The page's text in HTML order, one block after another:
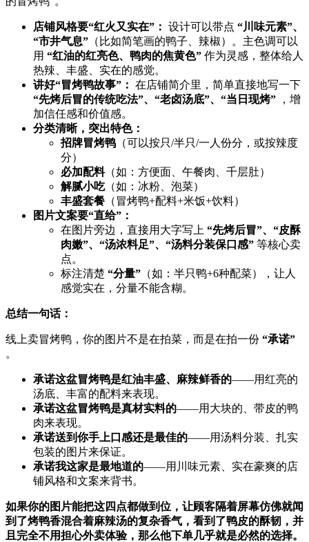
店铺风格要“红火又实在”：​ ​ 设计可以带点 ​ ​“川味元素”、
“市井气息”​ ​（比如简笔画的鸭子、辣椒）。主色调可以
用 ​ ​“红油的红亮色、鸭肉的焦黄色”​ ​ 作为灵感，整体给人
热辣、丰盛、实在的感觉。
讲好“冒烤鸭故事”：​ ​ 在店铺简介里，简单直接地写一下 ​
“先烤后冒的传统吃法”、“老卤汤底”、“当日现烤”​ ​ ，增
加信任感和价值感。
分类清晰，突出特色：​
招牌冒烤鸭 ​（可以按只/半只/一人份分，或按辣度
分）
必加配料​（如：方便面、午餐肉、千层肚）
解腻小吃​（如：冰粉、泡菜）
丰盛套餐 ​（冒烤鸭+配料+米饭+饮料）
图片文案要“直给”：​
在图片旁边，直接用大字写上 ​ ​“先烤后冒”、“皮酥
肉嫩”、“汤浓料足”、“汤料分装保口感”​ ​ 等核心卖
点。
标注清楚 ​ ​“分量”​ ​（如：半只鸭+6种配菜），让人
感觉实在，分量不能含糊。
总结一句话：​
线上卖冒烤鸭，你的图片不是在拍菜，而是在拍一份 ​ ​“承诺”​
。
承诺这盆冒烤鸭是红油丰盛、麻辣鲜香的——用红亮的
汤底、丰富的配料来表现。
承诺这盆冒烤鸭是真材实料的——用大块的、带皮的鸭
肉来表现。
承诺送到你手上口感还是最佳的——用汤料分装、扎实
包装的图片来保证。
承诺我这家是最地道的——用川味元素、实在豪爽的店
铺风格和文案来背书。
如果你的图片能把这四点都做到位，让顾客隔着屏幕仿佛就闻
到了烤鸭香混合着麻辣汤的复杂香气，看到了鸭皮的酥韧，并
且完全不用担心外卖体验，那么他下单几乎就是必然的选择。​